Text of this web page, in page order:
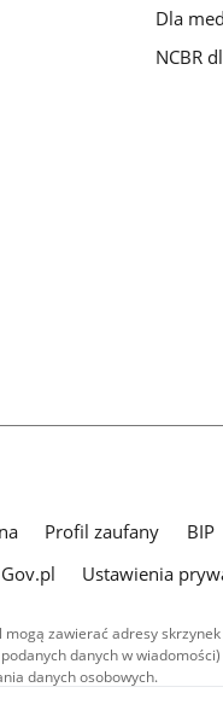
Dla
NCBR
Profil zaufany BIP
Ustawienia
zawierać adresy
danych w
danych osobowych.